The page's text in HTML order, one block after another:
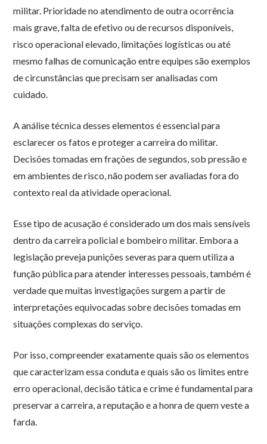
militar. Prioridade no atendimento de outra ocorrência
mais grave, falta de efetivo ou de recursos disponíveis,
risco operacional elevado, limitações logísticas ou até
mesmo falhas de comunicação entre equipes são exemplos
de circunstâncias que precisam ser analisadas com
cuidado.
A análise técnica desses elementos é essencial para
esclarecer os fatos e proteger a carreira do militar.
Decisões tomadas em frações de segundos, sob pressão e
em ambientes de risco, não podem ser avaliadas fora do
contexto real da atividade operacional.
Esse tipo de acusação é considerado um dos mais sensíveis
dentro da carreira policial e bombeiro militar. Embora a
legislação preveja punições severas para quem utiliza a
função pública para atender interesses pessoais, também é
verdade que muitas investigações surgem a partir de
interpretações equivocadas sobre decisões tomadas em
situações complexas do serviço.
Por isso, compreender exatamente quais são os elementos
que caracterizam essa conduta e quais são os limites entre
erro operacional, decisão tática e crime é fundamental para
preservar a carreira, a reputação e a honra de quem veste a
farda.